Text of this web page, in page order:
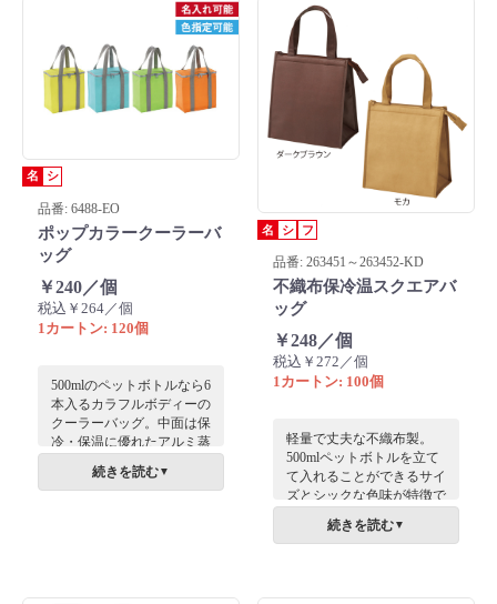
ボトルを入れるのにジャス
名 シ
品番: 6488-EO
ポップカラークーラーバ
ッグ
￥240／個
税込￥264／個
1カートン: 120個
500mlのペットボトルなら6
本入るカラフルボディーの
クーラーバッグ。中面は保
冷・保温に優れたアルミ蒸
続きを読む▼
名 シ フ
品番: 263451～263452-KD
不織布保冷温スクエアバ
ッグ
￥248／個
税込￥272／個
1カートン: 100個
軽量で丈夫な不織布製。
500mlペットボトルを立て
て入れることができるサイ
ズとシックな色味が特徴で
続きを読む▼